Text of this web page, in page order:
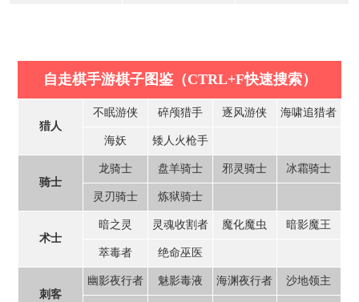
自走棋手游棋子图鉴（CTRL+F快速搜索）
猎人
不眠游侠 碎颅猎手 逐风游侠 海啸追猎者
海妖 矮人火枪手
骑士
龙骑士 盘羊骑士 邪灵骑士 冰霜骑士
灵刃骑士 炼狱骑士
术士
暗之灵 灵魂收割者 魔化魔虫 暗影魔王
萃毒者 绝命巫医
刺客
幽影夜行者 魅影毒液 海渊夜行者 沙地领主